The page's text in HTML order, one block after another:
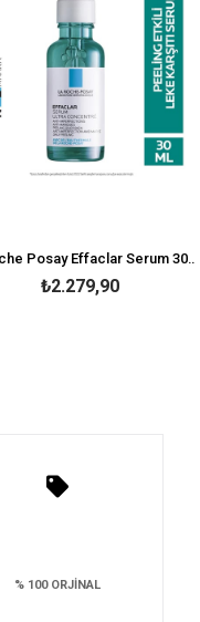
La Roche Posay Effaclar Serum 30 ml-Peeling Etkili
₺2.279,90
% 100 ORJİNAL